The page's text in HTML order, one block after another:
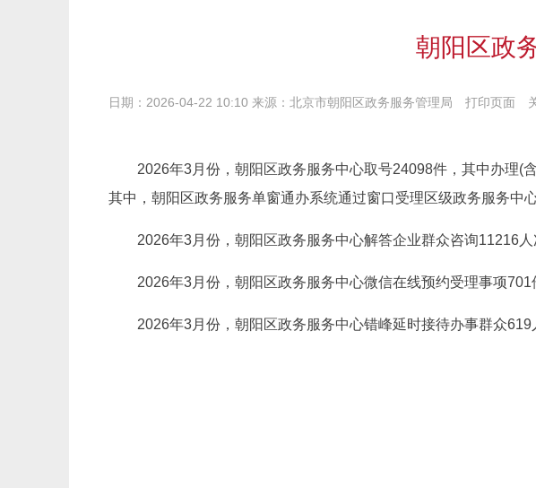
朝阳区政
日期：2026-04-22 10:10 来源：北京市朝阳区政务服务管理局 打印页面
2026年3月份，朝阳区政务服务中心取号24098件，其中办理(
其中，朝阳区政务服务单窗通办系统通过窗口受理区级政务服务中
2026年3月份，朝阳区政务服务中心解答企业群众咨询11216
2026年3月份，朝阳区政务服务中心微信在线预约受理事项701
2026年3月份，朝阳区政务服务中心错峰延时接待办事群众619